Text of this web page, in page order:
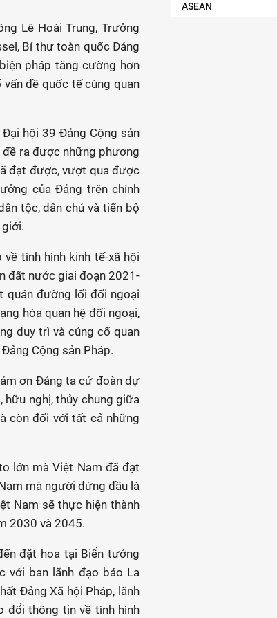
Lê Hoài Trung, Trưởng
Bí thư toàn quốc Đảng
pháp tăng cường hơn
đề quốc tế cùng quan
hội 39 Đảng Cộng sản
ra được những phương
đạt được, vượt qua được
của Đảng trên chính
tộc, dân chủ và tiến bộ
tình hình kinh tế-xã hội
đất nước giai đoạn 2021-
quán đường lối đối ngoại
hóa quan hệ đối ngoại,
duy trì và củng cố quan
Cộng sản Pháp.
ơn Đảng ta cử đoàn dự
hữu nghị, thủy chung giữa
còn đối với tất cả những
lớn mà Việt Nam đã đạt
mà người đứng đầu là
Nam sẽ thực hiện thành
2030 và 2045.
đặt hoa tại Biển tưởng
với ban lãnh đạo báo La
Đảng Xã hội Pháp, lãnh
đổi thông tin về tình hình
ASEAN